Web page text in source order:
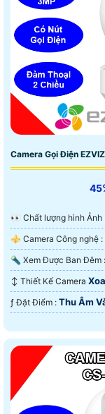
Camera Gọi Điện
️👀 Chất lượng hình Ảnh
⚜️ Camera Công nghệ :
🔦 Xem Được Ban Đêm :
↕️ Thiết Kế Camera
️ƒ Đặt Điểm : Thu Âm